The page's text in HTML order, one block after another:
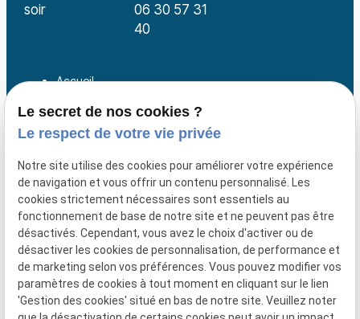
soir
06 30 57 31
40
Accueil
Char à voile
Bar - Brasserie
Séminaire
Galerie photos
Actualités
Contactez-nous
Mentions
légales
Politique de
confidentialité
Gestion
Plan du
site
Le secret de nos cookies ?
Le respect de votre vie privée
Notre site utilise des cookies pour améliorer votre expérience
de navigation et vous offrir un contenu personnalisé. Les
cookies strictement nécessaires sont essentiels au
fonctionnement de base de notre site et ne peuvent pas être
désactivés. Cependant, vous avez le choix d'activer ou de
désactiver les cookies de personnalisation, de performance et
de marketing selon vos préférences. Vous pouvez modifier vos
paramètres de cookies à tout moment en cliquant sur le lien
'Gestion des cookies' situé en bas de notre site. Veuillez noter